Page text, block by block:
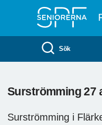
Sök
Surströmming 27
Surströmming i